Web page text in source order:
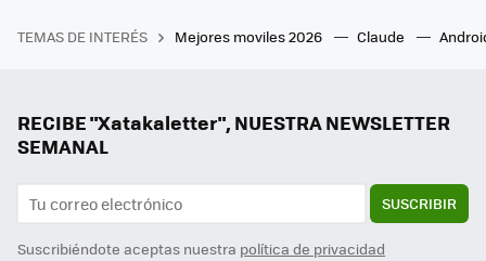
TEMAS DE INTERÉS Mejores moviles 2026 Claude
RECIBE "Xatakaletter", NUESTRA NEWSLETTER
SEMANAL
SUSCRIBIR
Suscribiéndote aceptas nuestra política de privacidad